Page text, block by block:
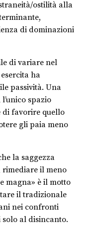
ostilità alla
di dominazioni
di variare nel
ha
passività. Una
spazio
di favorire quello
gli paia meno
la saggezza
rimediare il meno
magna» è il motto
il tradizionale
nei confronti
al disincanto.